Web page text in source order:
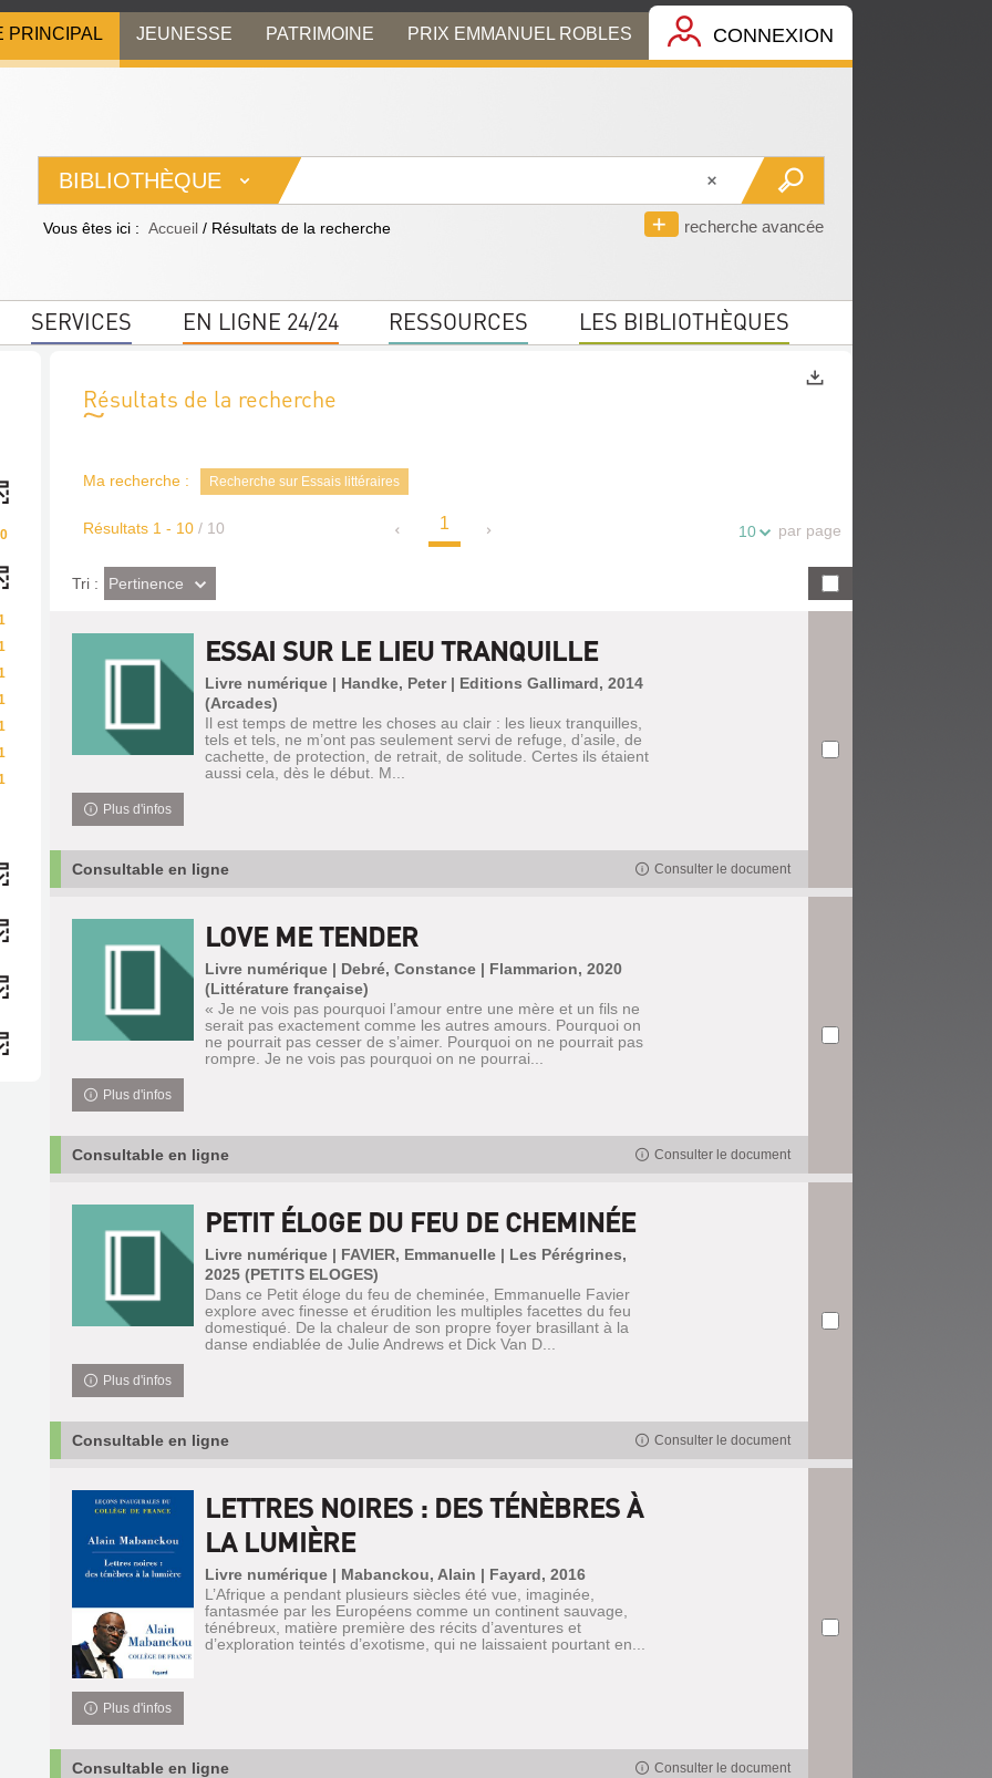
PRINCIPAL JEUNESSE PATRIMOINE PRIX EMMANUEL ROBLES CONNEXION
BIBLIOTHÈQUE
recherche avancée
Vous êtes ici : Accueil / Résultats de la recherche
SERVICES EN LIGNE 24/24 RESSOURCES LES BIBLIOTHÈQUES
Résultats de la recherche
Ma recherche : Recherche sur Essais littéraires
Résultats 1 - 10 / 10 1 10 par page
Tri :(Effet
imédiat)
Pertinence
ESSAI SUR LE LIEU TRANQUILLE
Livre numérique | Handke, Peter | Editions Gallimard, 2014
(Arcades)
Il est temps de mettre les choses au clair : les lieux tranquilles,
tels et tels, ne m’ont pas seulement servi de refuge, d’asile, de
cachette, de protection, de retrait, de solitude. Certes ils étaient
aussi cela, dès le début. M...
Plus d'infos
Consultable en ligne Consulter le document
LOVE ME TENDER
Livre numérique | Debré, Constance | Flammarion, 2020
(Littérature française)
« Je ne vois pas pourquoi l’amour entre une mère et un fils ne
serait pas exactement comme les autres amours. Pourquoi on
ne pourrait pas cesser de s’aimer. Pourquoi on ne pourrait pas
rompre. Je ne vois pas pourquoi on ne pourrai...
Plus d'infos
Consultable en ligne Consulter le document
PETIT ÉLOGE DU FEU DE CHEMINÉE
Livre numérique | FAVIER, Emmanuelle | Les Pérégrines,
2025 (PETITS ELOGES)
Dans ce Petit éloge du feu de cheminée, Emmanuelle Favier
explore avec finesse et érudition les multiples facettes du feu
domestiqué. De la chaleur de son propre foyer brasillant à la
danse endiablée de Julie Andrews et Dick Van D...
Plus d'infos
Consultable en ligne Consulter le document
LETTRES NOIRES : DES TÉNÈBRES À
LA LUMIÈRE
Livre numérique | Mabanckou, Alain | Fayard, 2016
L’Afrique a pendant plusieurs siècles été vue, imaginée,
fantasmée par les Européens comme un continent sauvage,
ténébreux, matière première des récits d’aventures et
d’exploration teintés d’exotisme, qui ne laissaient pourtant en...
Plus d'infos
Consultable en ligne Consulter le document